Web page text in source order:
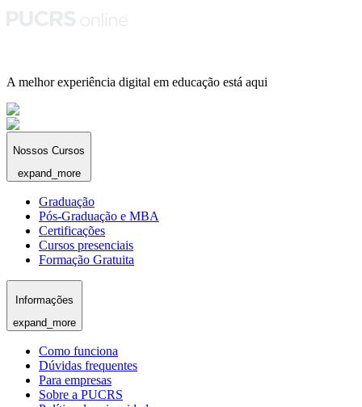
A melhor experiência digital em educação está aqui
Nossos Cursos
expand_more
Graduação
Pós-Graduação e MBA
Certificações
Cursos presenciais
Formação Gratuita
Informações
expand_more
Como funciona
Dúvidas frequentes
Para empresas
Sobre a PUCRS